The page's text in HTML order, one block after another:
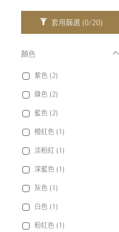
套用篩選 (0/20)
顏色
紫色 (2)
綠色 (2)
藍色 (2)
橙紅色 (1)
淡粉紅 (1)
深藍色 (1)
灰色 (1)
白色 (1)
粉紅色 (1)